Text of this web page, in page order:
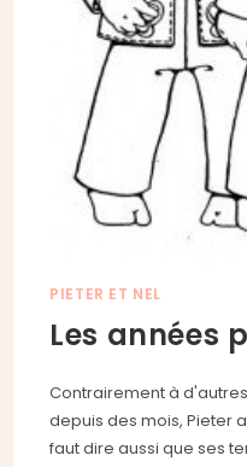
PIETER ET NEL
Les années
Contrairement à
depuis des mois, Pieter
faut dire aussi que ses